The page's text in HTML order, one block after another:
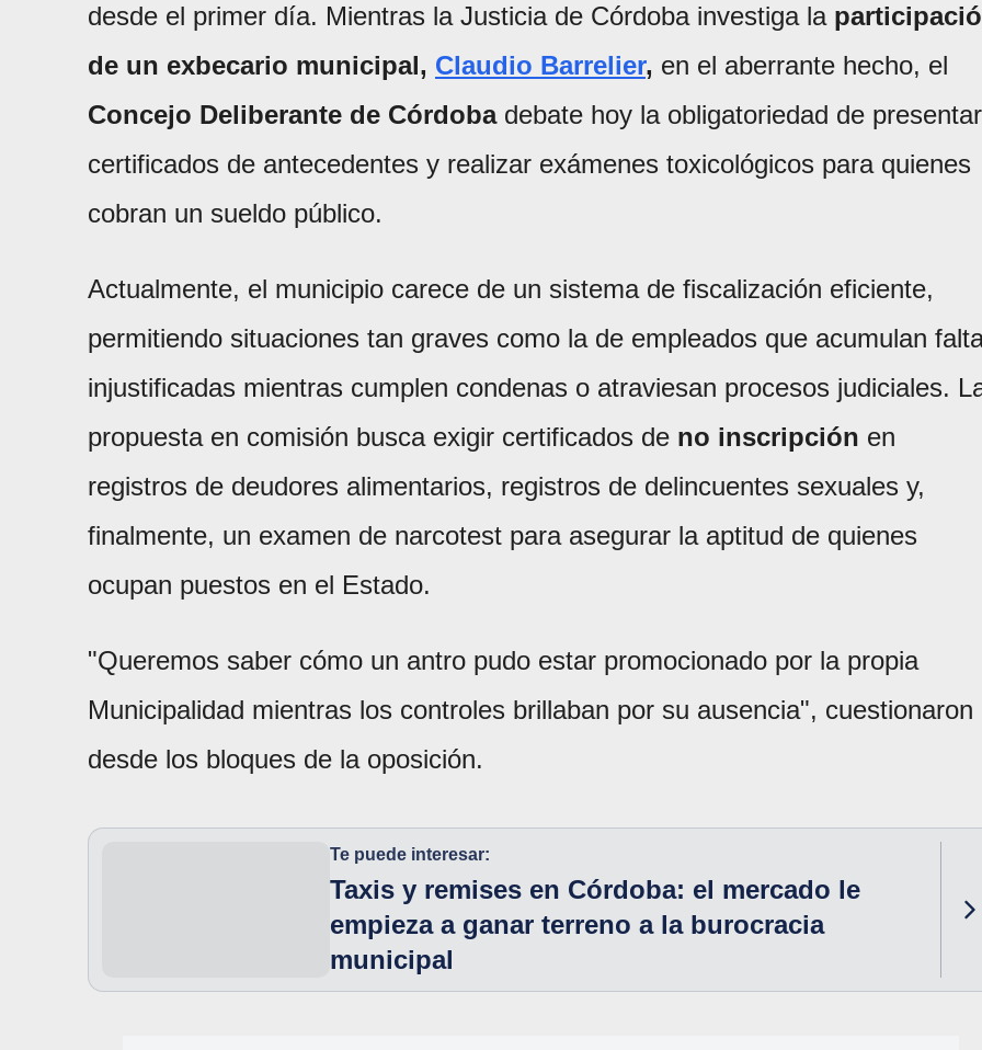
desde el primer día. Mientras la Justicia de Córdoba investiga la
de un exbecario municipal, Claudio Barrelier, en el aberrante hecho, el
Concejo Deliberante de Córdobadebate hoy la obligatoriedad de presentar
certificados de antecedentes y realizar exámenes toxicológicos para quienes
cobran un sueldo público.
Actualmente, el municipio carece de un sistema de fiscalización eficiente,
permitiendo situaciones tan graves como la de empleados que acumulan
injustificadas mientras cumplen condenas o atraviesan procesos judiciales.
propuesta en comisión busca exigir certificados de no inscripción en
registros de deudores alimentarios, registros de delincuentes sexuales y,
finalmente, un examen de narcotest para asegurar la aptitud de quienes
ocupan puestos en el Estado.
"Queremos saber cómo un antro pudo estar promocionado por la propia
Municipalidad mientras los controles brillaban por su ausencia", cuestionaron
desde los bloques de la oposición.
Te puede interesar:
Taxis y remises en Córdoba: el mercado le
empieza a ganar terreno a la burocracia
municipal